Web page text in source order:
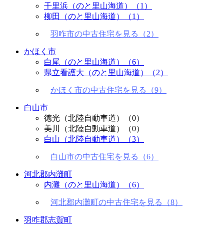
千里浜（のと里山海道）
（1）
柳田（のと里山海道）
（1）
羽咋市の中古住宅を見る（2）
かほく市
白尾（のと里山海道）
（6）
県立看護大（のと里山海道）
（2）
かほく市の中古住宅を見る（9）
白山市
徳光（北陸自動車道）
（0）
美川（北陸自動車道）
（0）
白山（北陸自動車道）
（3）
白山市の中古住宅を見る（6）
河北郡内灘町
内灘（のと里山海道）
（6）
河北郡内灘町の中古住宅を見る（8）
羽咋郡志賀町